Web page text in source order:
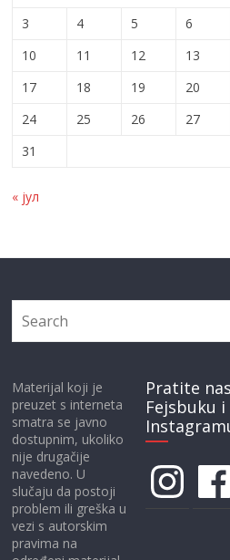
3
4 5 6
10
11 12 13
17
18 19 20
24
25 26 27
31
« јул
Materijal koji je
preuzet s interneta
smatra se javno
dostupnim, ukoliko
nije drugačije
navedeno. U
slučaju da postoji
problem ili greška u
vezi s autorskim
pravima na
Pratite
Fejsbuku i
Instagram